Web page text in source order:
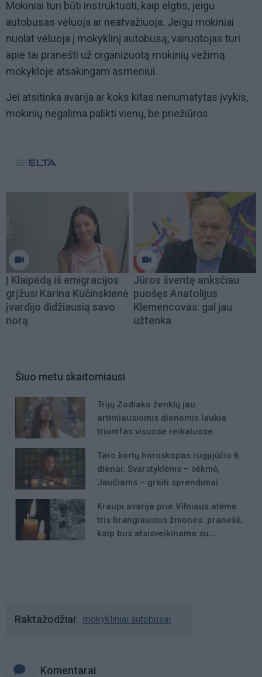
Mokiniai turi būti instruktuoti, kaip elgtis, jeigu
autobusas vėluoja ar neatvažiuoja. Jeigu mokiniai
nuolat vėluoja į mokyklinį autobusą, vairuotojas turi
apie tai pranešti už organizuotą mokinių vežimą
mokykloje atsakingam asmeniui.
Jei atsitinka avarija ar koks kitas nenumatytas įvykis,
mokinių negalima palikti vienų, be priežiūros.
Į Klaipėdą iš emigracijos
grįžusi Karina Kučinskienė
įvardijo didžiausią savo
norą
Jūros šventę anksčiau
puošęs Anatolijus
Klemencovas: gal jau
užtenka
Šiuo metu skaitomiausi
Trijų Zodiako ženklų jau
artimiausiomis dienomis laukia
triumfas visuose reikaluose
Taro kortų horoskopas rugpjūčio 6
dienai: Svarstyklėms – sėkmė,
Jaučiams – greiti sprendimai
Kraupi avarija prie Vilniaus atėmė
tris brangiausius žmones: pranešė,
kaip bus atsisveikinama su
Raktažodžiai mokykliniai autobusai
Komentarai